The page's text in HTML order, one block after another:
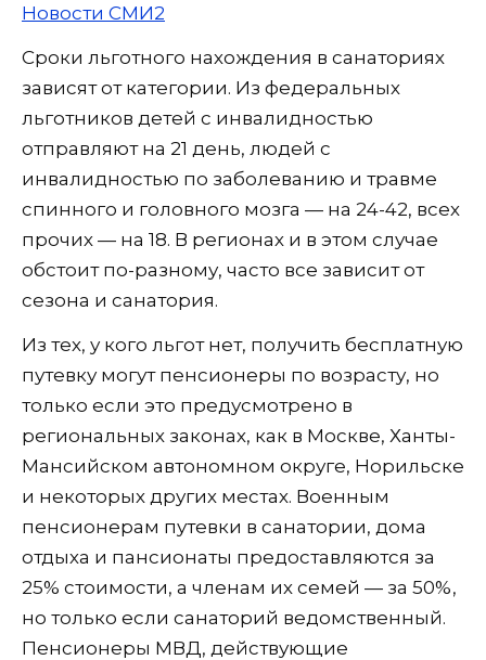
Новости СМИ2
Сроки льготного нахождения в санаториях
зависят от категории. Из федеральных
льготников детей с инвалидностью
отправляют на 21 день, людей с
инвалидностью по заболеванию и травме
спинного и головного мозга — на 24-42, всех
прочих — на 18. В регионах и в этом случае
обстоит по-разному, часто все зависит от
сезона и санатория.
Из тех, у кого льгот нет, получить бесплатную
путевку могут пенсионеры по возрасту, но
только если это предусмотрено в
региональных законах, как в Москве, Ханты-
Мансийском автономном округе, Норильске
и некоторых других местах. Военным
пенсионерам путевки в санатории, дома
отдыха и пансионаты предоставляются за
25% стоимости, а членам их семей — за 50%,
но только если санаторий ведомственный.
Пенсионеры МВД, действующие